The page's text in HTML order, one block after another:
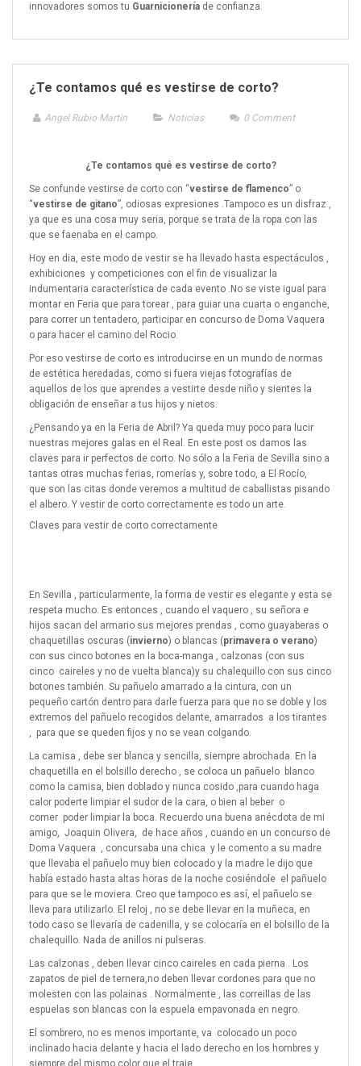
innovadores somos tu Guarnicionería de confianza.
¿Te contamos qué es vestirse de corto?
Angel Rubio Martin Noticias 0Comment
¿Te contamos qué es vestirse de corto?
Se confunde vestirse de corto con “vestirse de flamenco” o
“vestirse de gitano”, odiosas expresiones .Tampoco es un disfraz ,
ya que es una cosa muy seria, porque se trata de la ropa con las
que se faenaba en el campo.
Hoy en dia, este modo de vestir se ha llevado hasta espectáculos ,
exhibiciones y competiciones con el fin de visualizar la
indumentaria característica de cada evento .No se viste igual para
montar en Feria que para torear , para guiar una cuarta o enganche,
para correr un tentadero, participar en concurso de Doma Vaquera
o para hacer el camino del Rocio.
Por eso vestirse de corto es introducirse en un mundo de normas
de estética heredadas, como si fuera viejas fotografías de
aquellos de los que aprendes a vestirte desde niño y sientes la
obligación de enseñar a tus hijos y nietos.
¿Pensando ya en la Feria de Abril ? Ya queda muy poco para lucir
nuestras mejores galas en el Real. En este post os damos las
claves para ir perfectos de corto. No sólo a la Feria de Sevilla sino a
tantas otras muchas ferias, romerías y, sobre todo, a El Rocío,
que son las citas donde veremos a multitud de caballistas pisando
el albero. Y vestir de corto correctamente es todo un arte.
Claves para vestir de corto correctamente
En Sevilla , particularmente, la forma de vestir es elegante y esta se
respeta mucho. Es entonces , cuando el vaquero , su señora e
hijos sacan del armario sus mejores prendas , como guayaberas o
chaquetillas oscuras (invierno) o blancas (primavera o verano)
con sus cinco botones en la boca-manga , calzonas (con sus
cinco caireles y no de vuelta blanca)y su chalequillo con sus cinco
botones también. Su pañuelo amarrado a la cintura, con un
pequeño cartón dentro para darle fuerza para que no se doble y los
extremos del pañuelo recogidos delante, amarrados a los tirantes
, para que se queden fijos y no se vean colgando.
La camisa , debe ser blanca y sencilla, siempre abrochada. En la
chaquetilla en el bolsillo derecho , se coloca un pañuelo blanco
como la camisa, bien doblado y nunca cosido ,para cuando haga
calor poderte limpiar el sudor de la cara, o bien al beber o
comer poder limpiar la boca. Recuerdo una buena anécdota de mi
amigo, Joaquin Olivera, de hace años , cuando en un concurso de
Doma Vaquera , concursaba una chica y le comento a su madre
que llevaba el pañuelo muy bien colocado y la madre le dijo que
había estado hasta altas horas de la noche cosiéndole el pañuelo
para que se le moviera. Creo que tampoco es así, el pañuelo se
lleva para utilizarlo. El reloj , no se debe llevar en la muñeca, en
todo caso se llevaría de cadenilla, y se colocaría en el bolsillo de la
chalequillo. Nada de anillos ni pulseras.
Las calzonas , deben llevar cinco caireles en cada pierna . Los
zapatos de piel de ternera,no deben llevar cordones para que no
molesten con las polainas . Normalmente , las correillas de las
espuelas son blancas con la espuela empavonada en negro.
El sombrero, no es menos importante, va colocado un poco
inclinado hacia delante y hacia el lado derecho en los hombres y
siempre del mismo color que el traje.